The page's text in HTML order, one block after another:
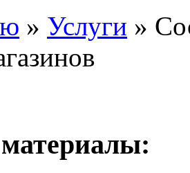
» Услуги »